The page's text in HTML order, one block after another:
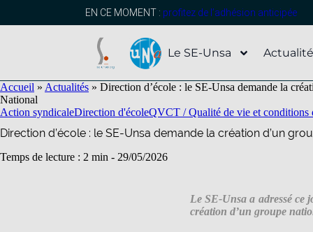
EN CE MOMENT : profitez de l’adhésion anticipée
Le SE-Unsa
Accueil » Actualités » Direction d’école : le SE-Unsa demande la
National
Action syndicaleDirection d'écoleQVCT / Qualité de vie et conditions
Direction d’école : le SE-Unsa demande la création d’un
Temps de lecture : 2 min - 29/05/2026
Le SE-Unsa a adressé
création d’un groupe